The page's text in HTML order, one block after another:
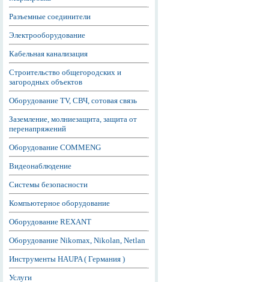
Разъемные соединители
Электрооборудование
Кабельная канализация
Строительство общегородских и
загородных объектов
Оборудование TV, СВЧ, сотовая связь
Заземление, молниезащита, защита от
перенапряжений
Оборудование COMMENG
Видеонаблюдение
Системы безопасности
Компьютерное оборудование
Оборудование REXANT
Оборудование Nikomax, Nikolan, Netlan
Инструменты HAUPA ( Германия )
Услуги